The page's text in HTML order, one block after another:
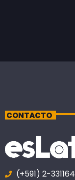
CONTACTO
(+591) 2-331164